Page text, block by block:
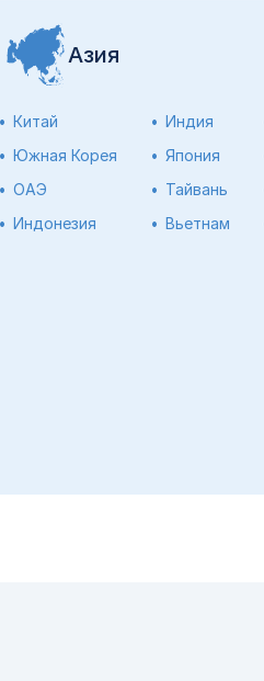
Азия
Китай Индия
Южная Корея
Япония
ОАЭ
Тайвань
Индонезия
Вьетнам